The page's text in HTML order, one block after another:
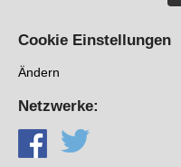
Cookie Einstellungen
Ändern
Netzwerke: